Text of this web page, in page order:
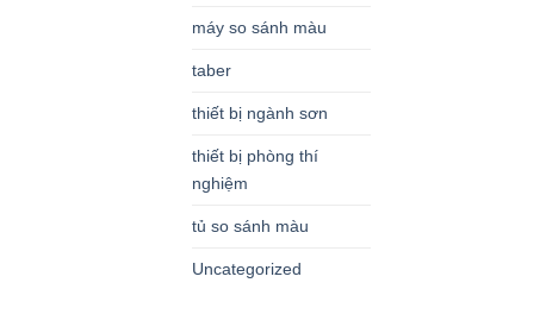
máy so sánh màu
taber
thiết bị ngành sơn
thiết bị phòng thí
nghiệm
tủ so sánh màu
Uncategorized